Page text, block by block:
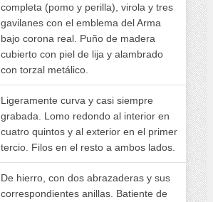
completa (pomo y perilla), virola y tres
gavilanes con el emblema del Arma
bajo corona real. Puño de madera
cubierto con piel de lija y alambrado
con torzal metálico.
Ligeramente curva y casi siempre
grabada. Lomo redondo al interior en
cuatro quintos y al exterior en el primer
tercio. Filos en el resto a ambos lados.
De hierro, con dos abrazaderas y sus
correspondientes anillas. Batiente de